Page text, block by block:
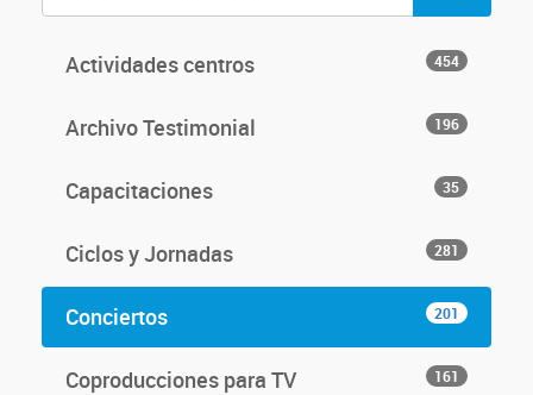
Actividades centros 454
Archivo Testimonial 196
Capacitaciones 35
Ciclos y Jornadas 281
Conciertos 201
Coproducciones para TV 161